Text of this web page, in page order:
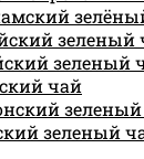
зеленый
зеленый
чай
зеленый